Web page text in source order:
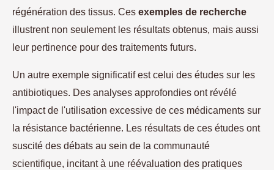
régénération des tissus. Ces exemples de recherche
illustrent non seulement les résultats obtenus, mais aussi
leur pertinence pour des traitements futurs.
Un autre exemple significatif est celui des études sur les
antibiotiques. Des analyses approfondies ont révélé
l'impact de l'utilisation excessive de ces médicaments sur
la résistance bactérienne. Les résultats de ces études ont
suscité des débats au sein de la communauté
scientifique, incitant à une réévaluation des pratiques